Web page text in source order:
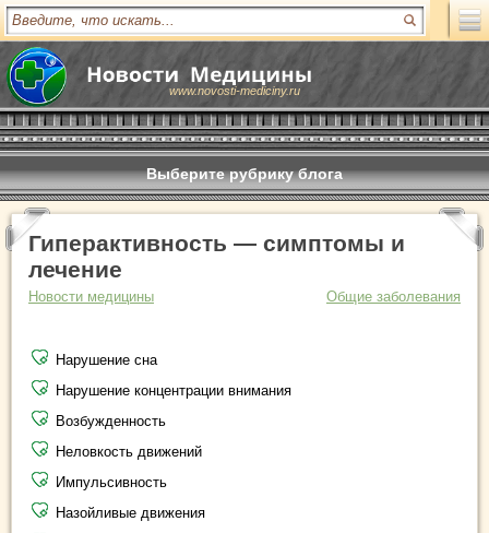
www.novosti-mediciny.ru
Выберите рубрику блога
Гиперактивность — симптомы и
лечение
Новости медицины Общие заболевания
Нарушение сна
Нарушение концентрации внимания
Возбужденность
Неловкость движений
Импульсивность
Назойливые движения